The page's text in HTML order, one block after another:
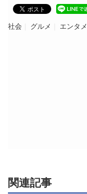
社会 グルメ エンタメ
関連記事